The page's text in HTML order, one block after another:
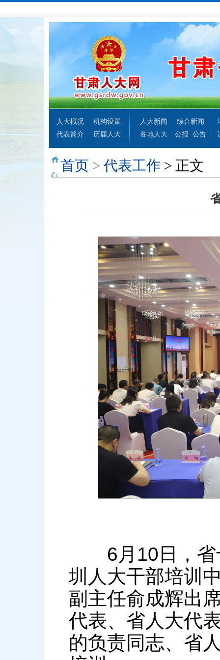
人大概况
机构设置
代表简介
历届人大
人大新闻
综合新闻
各地人大
公报 公告
首页 > 代表工作 > 正文
6月10日，省
圳人大干部培训
副主任俞成辉出
代表、省人大代
的负责同志、省